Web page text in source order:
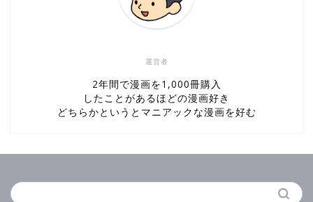
運営者
2年間で漫画を1,000冊購入
したことがあるほどの漫画好き
どちらかというとマニアックな漫画を好む